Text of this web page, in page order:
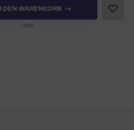
DEN WARENKORB
ODER